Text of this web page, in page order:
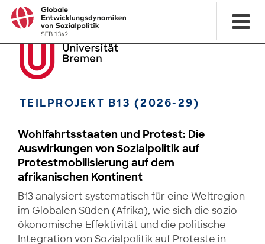
TEILPROJEKT B13 (2026-29)
Wohlfahrtsstaaten und Protest: Die
Auswirkungen von Sozialpolitik auf
Protestmobilisierung auf dem
afrikanischen Kontinent
B13 analysiert systematisch für eine Weltregion
im Globalen Süden (Afrika), wie sich die sozio­
öko­nomische Effektivität und die politische
Integration von Sozialpolitik auf Proteste in